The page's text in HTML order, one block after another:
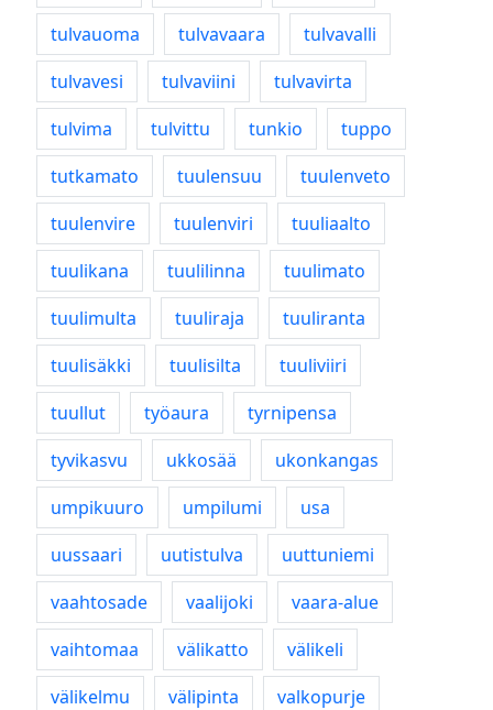
tulvauoma
tulvavaara
tulvavalli
tulvavesi
tulvaviini
tulvavirta
tulvima
tulvittu tunkio
tuppo
tutkamato
tuulensuu
tuulenveto
tuulenvire
tuulenviri
tuuliaalto
tuulikana
tuulilinna
tuulimato
tuulimulta
tuuliraja
tuuliranta
tuulisäkki
tuulisilta
tuuliviiri
tuullut
työaura
tyrnipensa
tyvikasvu
ukkosää
ukonkangas
umpikuuro
umpilumi
usa
uussaari
uutistulva
uuttuniemi
vaahtosade
vaalijoki
vaara-alue
vaihtomaa
välikatto
välikeli
välikelmu
välipinta
valkopurje